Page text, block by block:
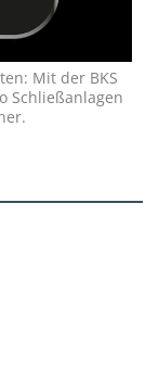
Mit der BKS
Schließanlagen